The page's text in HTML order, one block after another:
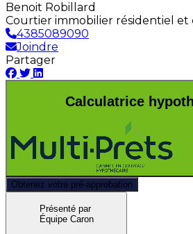
Benoit Robillard
Courtier immobilier résidentiel et
4385089090
Joindre
Partager
Calculatrice
Obtenez votre pré-approbation
Présenté par
Équipe Caron